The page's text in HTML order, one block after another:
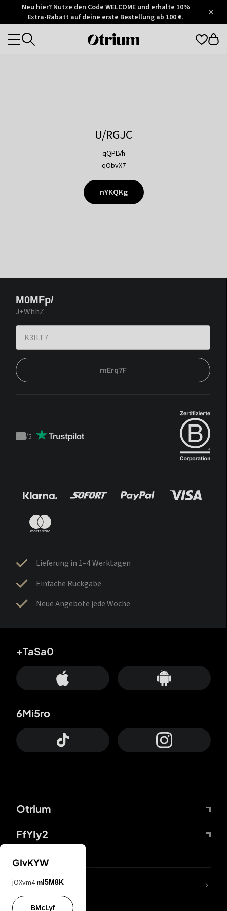
Otrium
Trustpilot
Neu hier? Nutze den Code WELCOME und erhalte 10%
Extra-Rabatt auf deine erste Bestellung ab 100 €.
Otrium
Categories
U/RGJC
qQPLVh
qObvX7
nYKQKg
M0MFp/
J+WhhZ
mErq7F
Trustpilot
/5
Lieferung in 1–4 Werktagen
Einfache Rückgabe
Neue Angebote jede Woche
Otrium
FfYIy2
+TaSa0
6Mi5ro
DDcvSo
GIvKYW
jOXvm4 mI5M8K
BMcLyf